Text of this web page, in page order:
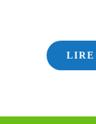
LIRE